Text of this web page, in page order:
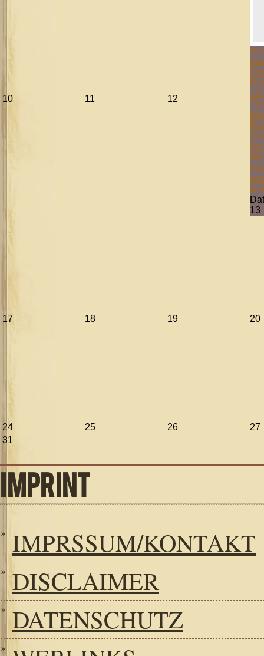
10 11 12
13
17 18 19 20
24 25 26
27
31
IMPRINT
IMPRSSUM/KONTAKT
DISCLAIMER
DATENSCHUTZ